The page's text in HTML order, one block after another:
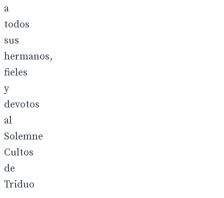
a
todos
sus
hermanos,
fieles
y
devotos
al
Solemne
Cultos
de
Triduo